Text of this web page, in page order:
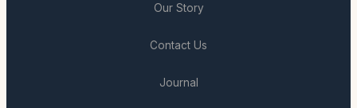
Our Story
Contact Us
Journal